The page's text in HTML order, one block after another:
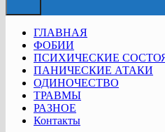
ГЛАВНАЯ
ФОБИИ
ПСИХИЧЕСКИЕ
ПАНИЧЕСКИЕ АТАКИ
ОДИНОЧЕСТВО
ТРАВМЫ
РАЗНОЕ
Контакты